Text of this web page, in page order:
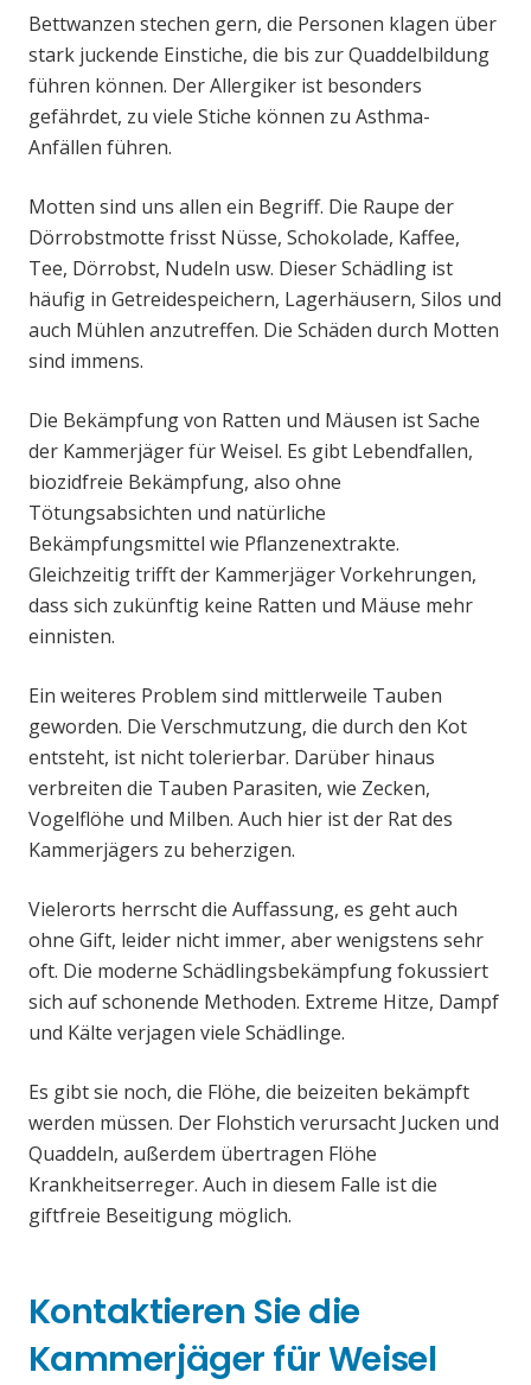
Bettwanzen stechen gern, die Personen klagen über
stark juckende Einstiche, die bis zur Quaddelbildung
führen können. Der Allergiker ist besonders
gefährdet, zu viele Stiche können zu Asthma-
Anfällen führen.
Motten sind uns allen ein Begriff. Die Raupe der
Dörrobstmotte frisst Nüsse, Schokolade, Kaffee,
Tee, Dörrobst, Nudeln usw. Dieser Schädling ist
häufig in Getreidespeichern, Lagerhäusern, Silos und
auch Mühlen anzutreffen. Die Schäden durch Motten
sind immens.
Die Bekämpfung von Ratten und Mäusen ist Sache
der Kammerjäger für Weisel. Es gibt Lebendfallen,
biozidfreie Bekämpfung, also ohne
Tötungsabsichten und natürliche
Bekämpfungsmittel wie Pflanzenextrakte.
Gleichzeitig trifft der Kammerjäger Vorkehrungen,
dass sich zukünftig keine Ratten und Mäuse mehr
einnisten.
Ein weiteres Problem sind mittlerweile Tauben
geworden. Die Verschmutzung, die durch den Kot
entsteht, ist nicht tolerierbar. Darüber hinaus
verbreiten die Tauben Parasiten, wie Zecken,
Vogelflöhe und Milben. Auch hier ist der Rat des
Kammerjägers zu beherzigen.
Vielerorts herrscht die Auffassung, es geht auch
ohne Gift, leider nicht immer, aber wenigstens sehr
oft. Die moderne Schädlingsbekämpfung fokussiert
sich auf schonende Methoden. Extreme Hitze, Dampf
und Kälte verjagen viele Schädlinge.
Es gibt sie noch, die Flöhe, die beizeiten bekämpft
werden müssen. Der Flohstich verursacht Jucken und
Quaddeln, außerdem übertragen Flöhe
Krankheitserreger. Auch in diesem Falle ist die
giftfreie Beseitigung möglich.
Kontaktieren Sie die
Kammerjäger für Weisel